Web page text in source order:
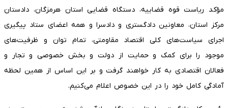
مؤکد ریاست قوه قضاییه، دستگاه قضایی استان هرمزگان، دادستان
مرکز استان، معاونین دادگستری و دادسرا و همه اعضای ستاد پیگیری
اجرای سیاست‌های کلی اقتصاد مقاومتی، تمام توان و ظرفیت‌های
موجود را برای کمک و حمایت از دولت و بخش خصوصی و تجار و
فعالان اقتصادی به کار خواهند گرفت و بر این اساس از همین لحظه
آمادگی کامل خود را در این خصوص اعلام می‌کنیم.